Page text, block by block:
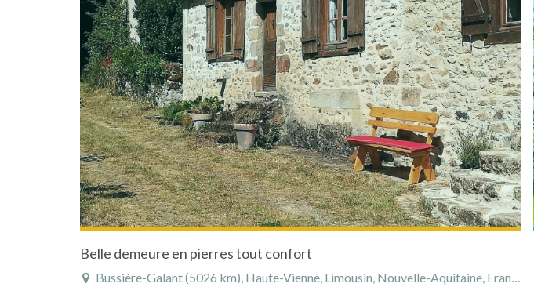
Belle demeure en pierres tout confort
Bussière-Galant (5026 km), Haute-Vienne, Limousin, Nouvelle-Aquitaine, France